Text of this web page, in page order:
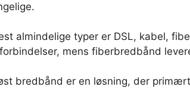
almindelige typer er DSL, kabel,
mens fiberbredbånd
bredbånd er en løsning, der